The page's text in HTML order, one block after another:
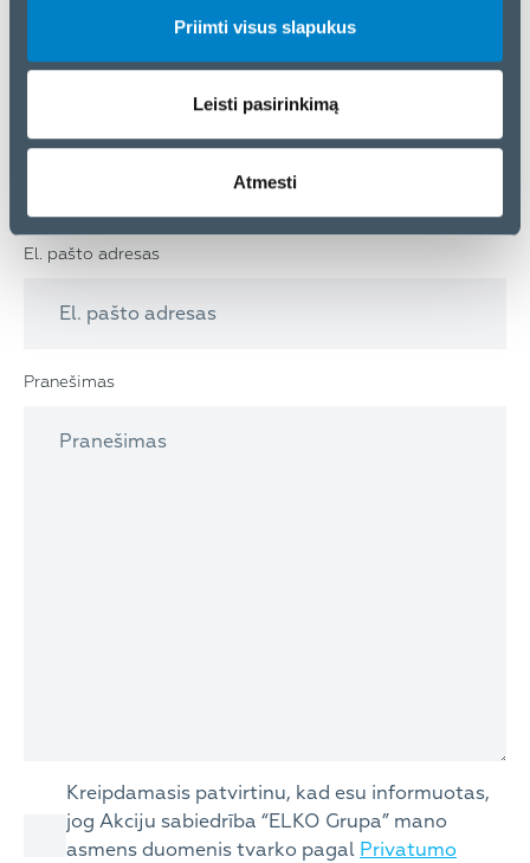
Priimti visus slapukus
Leisti pasirinkimą
Atmesti
El. pašto adresas
Pranešimas
ConsentKreipdamasis patvirtinu, kad esu informuotas,
jog Akciju sabiedrība “ELKO Grupa” mano
asmens duomenis tvarko pagal Privatumo